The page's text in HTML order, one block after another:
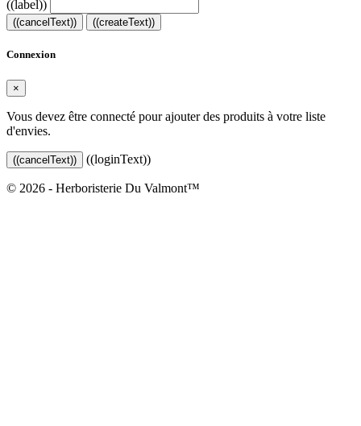
((label))
((cancelText)) ((createText))
Connexion
×
Vous devez être connecté pour ajouter des produits à votre liste
d'envies.
((cancelText)) ((loginText))
© 2026 - Herboristerie Du Valmont™